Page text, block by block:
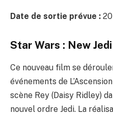
Date de sortie prévue :
Star Wars : New
Ce nouveau film se
événements de
scène Rey (Daisy Ridley)
nouvel ordre Jedi. La